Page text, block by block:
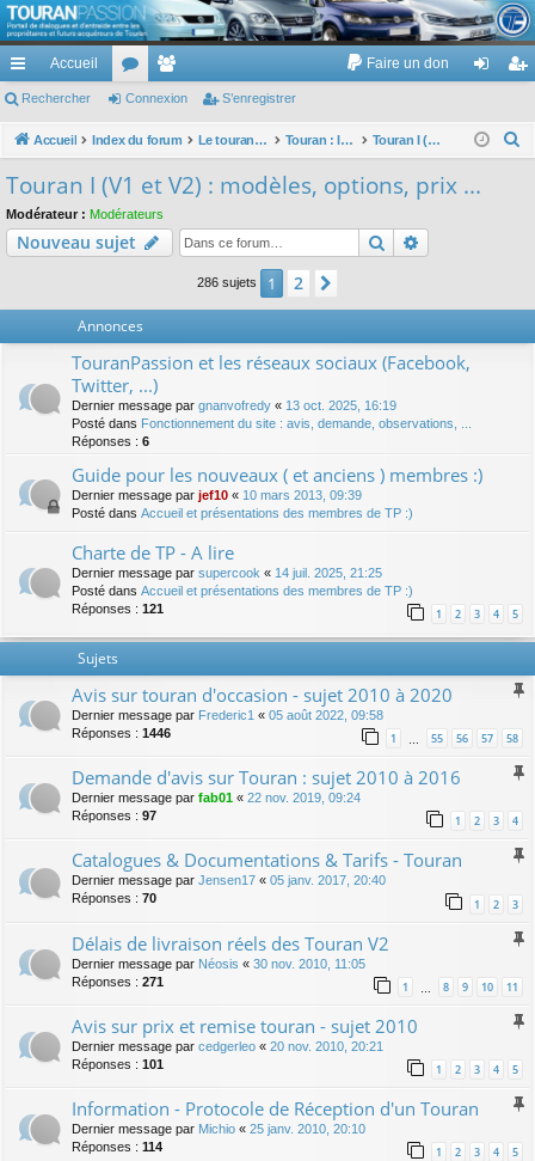
TouranPassion
Le forum des propriétaires ou futurs acquéreurs du Volkswagen Touran
cc
ès
pi
de
Accueil
or
u
e
m
Faire un don
ne nr
Rechercher Connexion S’enregistrer
Accueil Index du forum Le touran dans ses versions I (V1 V2 V3) et II ... Touran : les modèles, les prix, les achats, les options, ... Touran I (V1 et V2) : modèles, options, prix ...
Touran I (V1 et V2) : modèles, options, prix ...
Modérateur : Modérateurs
Nouveau sujet Rechercher
286 sujets 1 2
Annonces
TouranPassion et les réseaux sociaux (Facebook,
Twitter, ...)
Dernier message par gnanvofredy « 13 oct. 2025, 16:19
Posté dans Fonctionnement du site : avis, demande, observations, ...
Réponses : 6
Guide pour les nouveaux ( et anciens ) membres :)
Dernier message par jef10 « 10 mars 2013, 09:39
Posté dans Accueil et présentations des membres de TP :)
Charte de TP - A lire
Dernier message par supercook « 14 juil. 2025, 21:25
Posté dans Accueil et présentations des membres de TP :)
Réponses : 121 1 2 3 4 5
Sujets
Avis sur touran d'occasion - sujet 2010 à 2020
Dernier message par Frederic1 « 05 août 2022, 09:58
Réponses : 1446 1 … 55 56 57 58
Demande d'avis sur Touran : sujet 2010 à 2016
Dernier message par fab01 « 22 nov. 2019, 09:24
Réponses : 97 1 2 3 4
Catalogues & Documentations & Tarifs - Touran
Dernier message par Jensen17 « 05 janv. 2017, 20:40
Réponses : 70 1 2 3
Délais de livraison réels des Touran V2
Dernier message par Néosis « 30 nov. 2010, 11:05
Réponses : 271 1 8 9 10 11
Avis sur prix et remise touran - sujet 2010
Dernier message par cedgerleo « 20 nov. 2010, 20:21
Réponses : 101 1 2 3 4 5
Information - Protocole de Réception d'un Touran
Dernier message par Michio « 25 janv. 2010, 20:10
Réponses : 114 1 2 3 4 5